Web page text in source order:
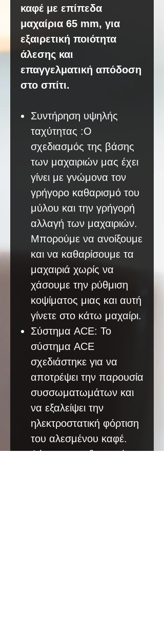
καφέ με επίπεδα
μαχαίρια 65 mm, για
εξαιρετική ποιότητα
άλεσης και
επαγγελματική απόδοση
στο σπίτι.
Συντήρηση υψηλής
ταχύτητας :Ο
σχεδιασμός της βάσης
των μαχαιριών μας έχει
γίνει με γνώμονα τον
γρήγορο καθαρισμό του
μύλου και την γρήγορή
αλλαγή των μαχαιριών.
Μπορούμε να ανοίξουμε
και να καθαρίσουμε τα
μαχαιριά χωρίς να
χάσουμε την ρύθμιση
κοψίματος μιας και αυτή
γίνετε στο κάτω μαχαίρι.
Σύστημα ACE: Το
σύστημα ACE
σχεδιάστηκε για να
αποτρέψει την παρουσία
συσσωματωμάτων και
να εξαλείψει την
ηλεκτροστατική φόρτιση
του αλεσμένου καφέ.
Λόγω της ρυθμιστικής